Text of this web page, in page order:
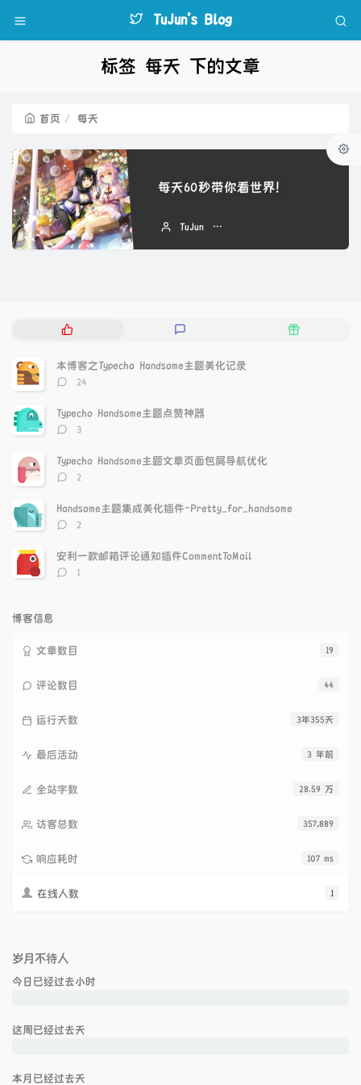
TuJun's Blog
标签 每天 下的文章
首页 每天
每天60秒带你看世界！
TuJun
热
文
章
评
随
本博客之Typecho Handsome主题美化记录
评
数：
24
Typecho Handsome主题点赞神器
评
数：
3
Typecho Handsome主题文章页面包屑导航优化
评
数：
2
Handsome主题集成美化插件-Pretty_for_handsome
评
数：
2
安利一款邮箱评论通知插件CommentToMail
评1
博客信息
19
文章数目
44
评论数目
3年355天
运行天数
3 年前
最后活动
28.59 万
全站字数
357,889
访客总数
107 ms
响应耗时
1
在线人数
岁月不待人
今日已经过去小时
这周已经过去天
本月已经过去天